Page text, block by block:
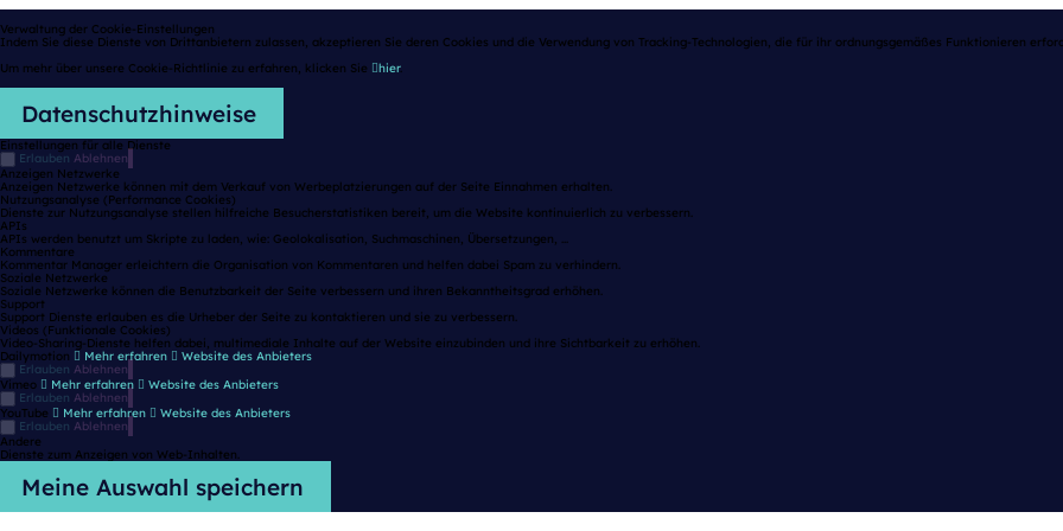
Verwaltung der Cookie-Einstellungen
Indem Sie diese Dienste von Drittanbietern zulassen, akzeptieren Sie deren Cookies und die Verwendung von Tracking-Technologien, die für ihr ordnungsgemäßes Funktionieren
Um mehr über unsere Cookie-Richtlinie zu erfahren, klicken Sie
hier.
Datenschutzhinweise
Einstellungen für alle Dienste
Erlauben Ablehnen
Anzeigen Netzwerke
Anzeigen Netzwerke können mit dem Verkauf von Werbeplatzierungen auf der Seite Einnahmen erhalten.
Nutzungsanalyse (Performance Cookies)
Dienste zur Nutzungsanalyse stellen hilfreiche Besucherstatistiken bereit, um die Website kontinuierlich zu verbessern.
APIs
APIs werden benutzt um Skripte zu laden, wie: Geolokalisation, Suchmaschinen, Übersetzungen, ...
Kommentare
Kommentar Manager erleichtern die Organisation von Kommentaren und helfen dabei Spam zu verhindern.
Soziale Netzwerke
Soziale Netzwerke können die Benutzbarkeit der Seite verbessern und ihren Bekanntheitsgrad erhöhen.
Support
Support Dienste erlauben es die Urheber der Seite zu kontaktieren und sie zu verbessern.
Videos (Funktionale Cookies)
Video-Sharing-Dienste helfen dabei, multimediale Inhalte auf der Website einzubinden und ihre Sichtbarkeit zu erhöhen.
Dailymotion
Mehr erfahren
Website des Anbieters
Erlauben Ablehnen
Vimeo
Mehr erfahren
Website des Anbieters
Erlauben Ablehnen
YouTube
Mehr erfahren
Website des Anbieters
Erlauben Ablehnen
Andere
Dienste zum Anzeigen von Web-Inhalten.
Meine Auswahl speichern